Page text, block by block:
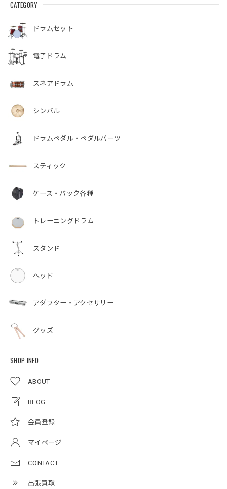
CATEGORY
ドラムセット
電子ドラム
スネアドラム
シンバル
ドラムペダル・ペダルパーツ
スティック
ケース・バック各種
トレーニングドラム
スタンド
ヘッド
アダプター・アクセサリー
グッズ
SHOP INFO
ABOUT
BLOG
会員登録
マイページ
CONTACT
出張買取